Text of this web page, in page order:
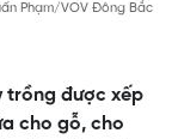
Phạm/VOV Đông Bắc
trồng được xếp
cho gỗ, cho